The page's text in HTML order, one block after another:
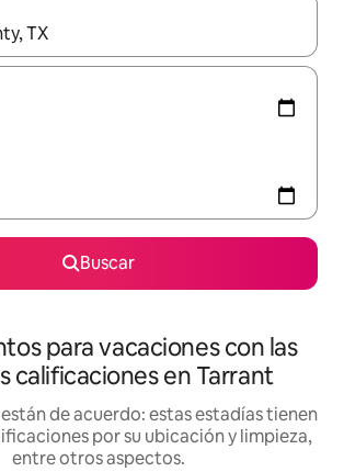
estén disponibles, navegá con las
Buscar
para vacaciones con las
calificaciones en Tarrant
de acuerdo: estas estadías tienen
por su ubicación y limpieza,
entre otros aspectos.